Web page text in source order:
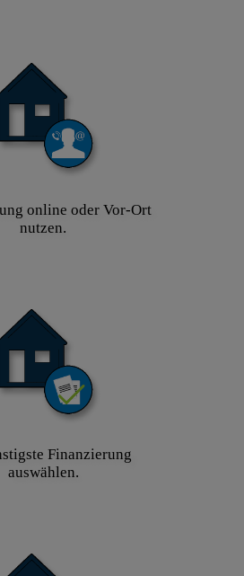
online oder Vor-Ort
nutzen.
Finanzierung
auswählen.